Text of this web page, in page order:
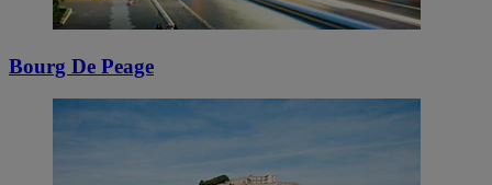
Bourg De Peage